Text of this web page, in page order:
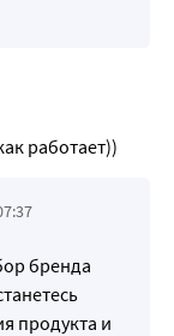
работает))
бренда
продукта и